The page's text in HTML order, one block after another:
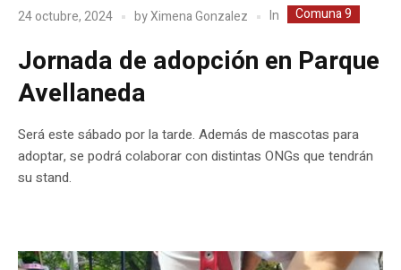
24 octubre, 2024 byXimena Gonzalez In Comuna 9
Jornada de adopción en Parque
Avellaneda
Será este sábado por la tarde. Además de mascotas para
adoptar, se podrá colaborar con distintas ONGs que tendrán
su stand.